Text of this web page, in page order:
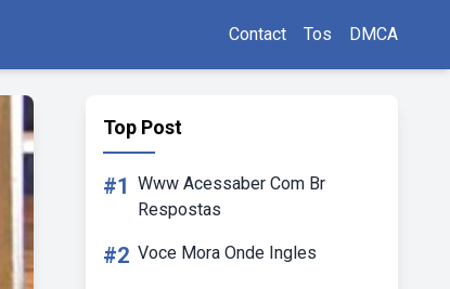
Contact Tos DMCA
Top Post
#1 Www Acessaber Com Br
Respostas
#2 Voce Mora Onde Ingles